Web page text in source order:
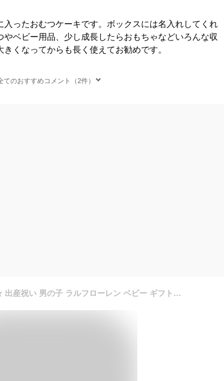
ったおむつケーキです。ボックスには名入れしてくれ
ベビー用品、少し成長したらおもちゃなどいろんな収
くなってからも長く使えてお勧めです。
てのおすすめコメント（2件）
月間優良ショップ受賞店★ 出産祝い 男の子 ラルフローレン ベビー ギフトセット カバーオール 靴下 POLO RALPH LAUREN ギフトセット 送料無料 豪華 赤ちゃん あす楽対応 2足